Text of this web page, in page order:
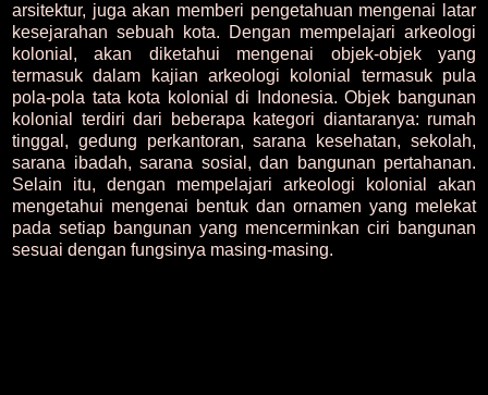
arsitektur, juga akan memberi pengetahuan mengenai latar
kesejarahan sebuah kota. Dengan mempelajari arkeologi
kolonial, akan diketahui mengenai objek-objek yang
termasuk dalam kajian arkeologi kolonial termasuk pula
pola-pola tata kota kolonial di Indonesia. Objek bangunan
kolonial terdiri dari beberapa kategori diantaranya: rumah
tinggal, gedung perkantoran, sarana kesehatan, sekolah,
sarana ibadah, sarana sosial, dan bangunan pertahanan.
Selain itu, dengan mempelajari arkeologi kolonial akan
mengetahui mengenai bentuk dan ornamen yang melekat
pada setiap bangunan yang mencerminkan ciri bangunan
sesuai dengan fungsinya masing-masing.